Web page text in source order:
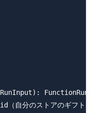
（自分のストアのギフトカ